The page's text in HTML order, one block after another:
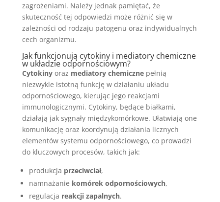
zagrożeniami. Należy jednak pamiętać, że
skuteczność tej odpowiedzi może różnić się w
zależności od rodzaju patogenu oraz indywidualnych
cech organizmu.
Jak funkcjonują cytokiny i mediatory chemiczne
w układzie odpornościowym?
Cytokinyoraz mediatory chemicznepełnią
niezwykle istotną funkcję w działaniu układu
odpornościowego, kierując jego reakcjami
immunologicznymi. Cytokiny, będące białkami,
działają jak sygnały międzykomórkowe. Ułatwiają one
komunikację oraz koordynują działania licznych
elementów systemu odpornościowego, co prowadzi
do kluczowych procesów, takich jak:
produkcja przeciwciał,
namnażanie komórek odpornościowych,
regulacja reakcji zapalnych.